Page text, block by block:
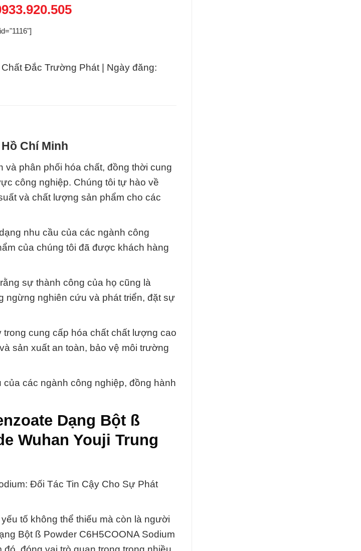
Đắc Trường Phát | Ngày đăng:
Chí Minh
phân phối hóa chất, đồng thời cung
công nghiệp. Chúng tôi tự hào về
và chất lượng sản phẩm cho các
nhu cầu của các ngành công
của chúng tôi đã được khách hàng
sự thành công của họ cũng là
ngừng nghiên cứu và phát triển, đặt sự
cung cấp hóa chất chất lượng cao
sản xuất an toàn, bảo vệ môi trường
các ngành công nghiệp, đồng hành
Dạng Bột ß
Wuhan Youji Trung
Đối Tác Tin Cậy Cho Sự Phát
tố không thể thiếu mà còn là người
Bột ß Powder C6H5COONA Sodium